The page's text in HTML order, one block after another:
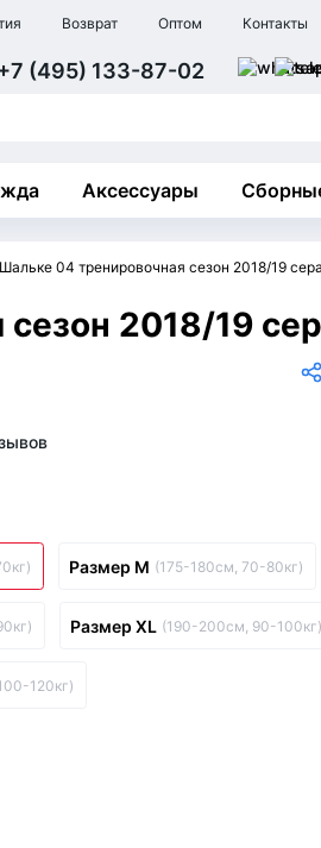
Возврат Оптом Контакты
(495) 133-87-02
Аксессуары
04 тренировочная сезон 2018/19
2018/19
Размер M (175-180см, 70-80кг)
Размер XL (190-200см, 90-100кг)
120кг)